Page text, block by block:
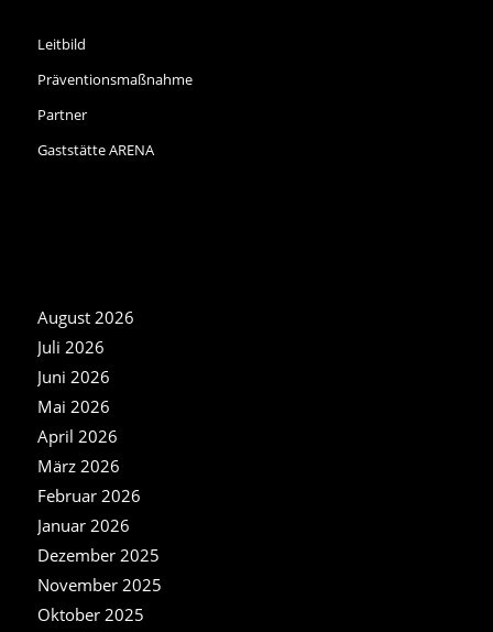
Leitbild
Präventionsmaßnahme
Partner
Gaststätte ARENA
August 2026
Juli 2026
Juni 2026
Mai 2026
April 2026
März 2026
Februar 2026
Januar 2026
Dezember 2025
November 2025
Oktober 2025